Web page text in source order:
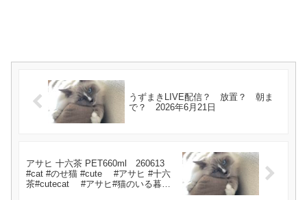
うずまきLIVE配信？ 放置？ 朝ま
で？ 2026年6月21日
アサヒ 十六茶 PET660ml 260613
#cat #のせ猫 #cute #アサヒ #十六
茶#cutecat #アサヒ#猫のいる暮ら